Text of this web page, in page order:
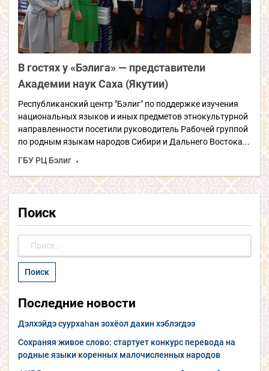
В гостях у «Бэлига» — представители
Академии наук Саха (Якутии)
Республиканский центр "Бэлиг" по поддержке изучения
национальных языков и иных предметов этнокультурной
направленности посетили руководитель Рабочей группой
по родным языкам народов Сибири и Дальнего Востока...
ГБУ РЦ Бэлиг
Поиск
Найти:
Последние новости
Дэлхэйдэ суурхаһан зохёол дахин хэблэгдээ
Сохраняя живое слово: стартует конкурс перевода на
родные языки коренных малочисленных народов